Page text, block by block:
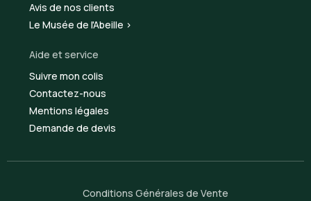
Avis de nos clients
Le Musée de l'Abeille >
Aide et service
Suivre mon colis
Contactez-nous
Mentions légales
Demande de devis
Conditions Générales de Vente